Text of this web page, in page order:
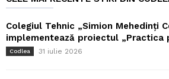
Colegiul Tehnic „Simion Mehedinți
implementează proiectul „Practica
Codlea 31 iulie 2026